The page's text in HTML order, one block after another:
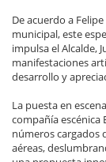
De acuerdo a
municipal, este
impulsa el Alcalde,
manifestaciones
desarrollo y
La puesta en
compañía escénica
números cargados
aéreas,